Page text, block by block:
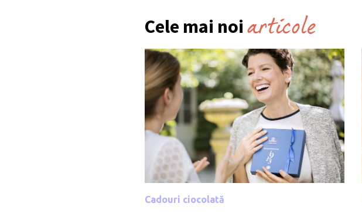
Cele mai noi articole
Cadouri ciocolată